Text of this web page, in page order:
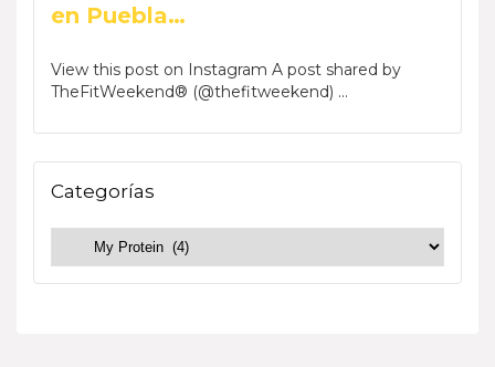
en Puebla…
View this post on Instagram A post shared by
TheFitWeekend® (@thefitweekend) ...
Categorías